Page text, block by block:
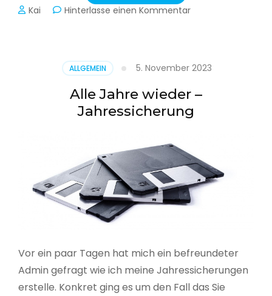
Kai Hinterlasse einen Kommentarzu
ALLGEMEIN 5. November 2023
Alle Jahre wieder –
Jahressicherung
Vor ein paar Tagen hat mich ein befreundeter
Admin gefragt wie ich meine Jahressicherungen
erstelle. Konkret ging es um den Fall das Sie